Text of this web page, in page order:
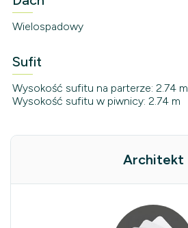
Wielospadowy
Sufit
Wysokość sufitu na parterze: 2.74 m
Wysokość sufitu w piwnicy: 2.74 m
Architekt